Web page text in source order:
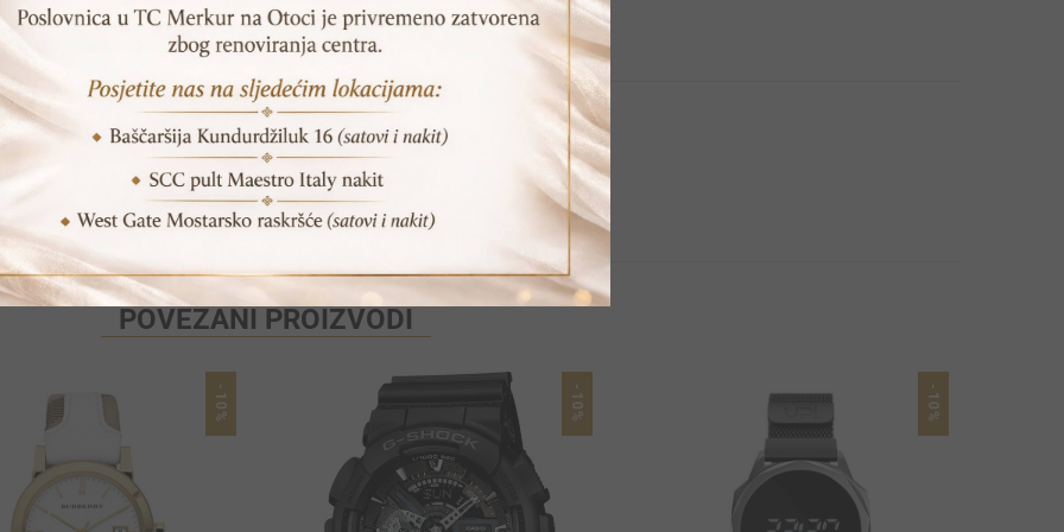
Print Pošalji prijatelju
POVEZANI PROIZVODI
-10% -10% -10%